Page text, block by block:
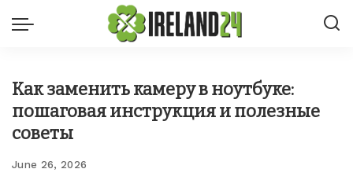
Как заменить камеру в ноутбуке:
пошаговая инструкция и полезные
советы
June 26, 2026